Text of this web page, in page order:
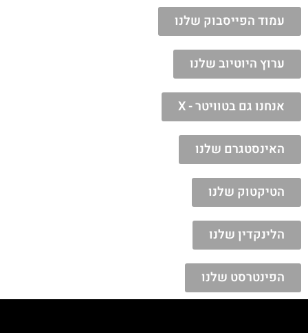
עמוד הפייסבוק שלנו
ערוץ היוטיוב שלנו
אנחנו גם בטוויטר - X
האינסטגרם שלנו
הטיקטוק שלנו
הלינקדין שלנו
הפינטרסט שלנו